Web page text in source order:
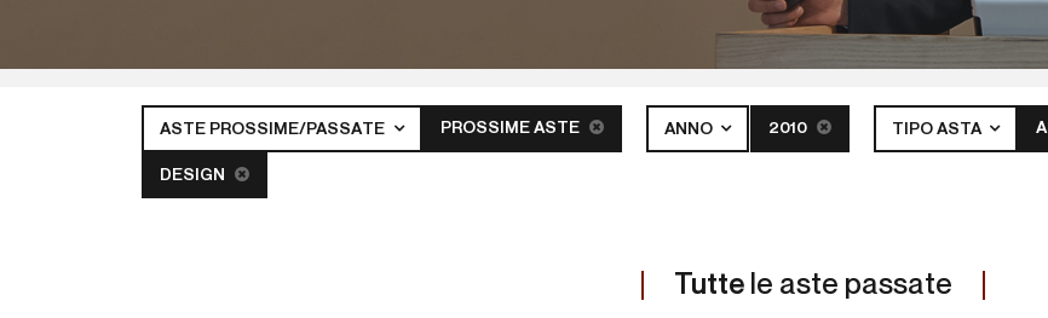
ASTE PROSSIME/PASSATE PROSSIME ASTE ANNO 2010 TIPO ASTA
DESIGN
Tutte le aste passate